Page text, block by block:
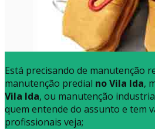
Está precisando de manutenção
manutenção predial no Vila Ida,
Vila Ida, ou manutenção
quem entende do assunto e tem
profissionais veja;